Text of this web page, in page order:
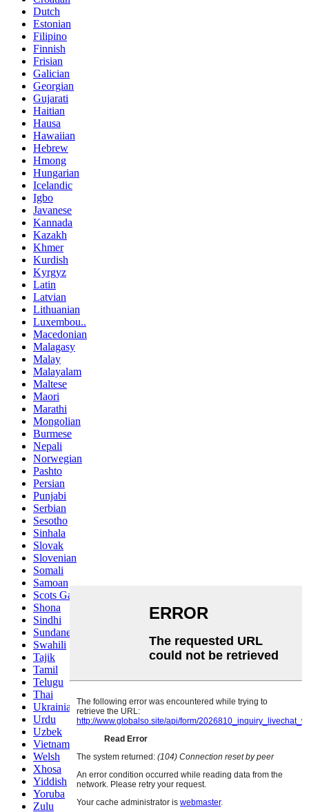
Dutch
Estonian
Filipino
Finnish
Frisian
Galician
Georgian
Gujarati
Haitian
Hausa
Hawaiian
Hebrew
Hmong
Hungarian
Icelandic
Igbo
Javanese
Kannada
Kazakh
Khmer
Kurdish
Kyrgyz
Latin
Latvian
Lithuanian
Luxembou..
Macedonian
Malagasy
Malay
Malayalam
Maltese
Maori
Marathi
Mongolian
Burmese
Nepali
Norwegian
Pashto
Persian
Punjabi
Serbian
Sesotho
Sinhala
Slovak
Slovenian
Somali
Samoan
Scots Gaelic
Shona
Sindhi
Sundanese
Swahili
Tajik
Tamil
Telugu
Thai
Ukrainian
Urdu
Uzbek
Vietnamese
Welsh
Xhosa
Yiddish
Yoruba
Zulu